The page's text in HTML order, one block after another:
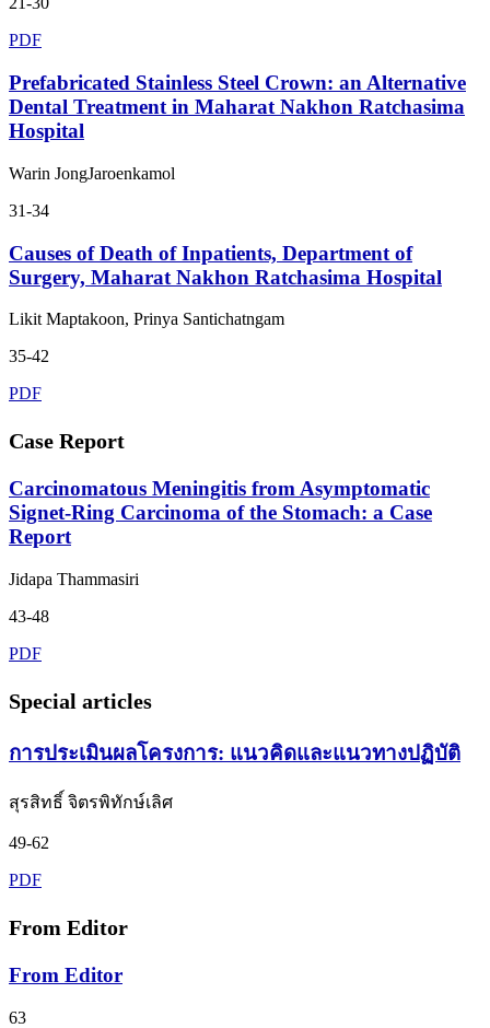
PDF
Prefabricated Stainless Steel Crown: an Alternative
Dental Treatment in Maharat Nakhon Ratchasima
Hospital
Warin JongJaroenkamol
31-34
Causes of Death of Inpatients, Department of
Surgery, Maharat Nakhon Ratchasima Hospital
Likit Maptakoon, Prinya Santichatngam
35-42
PDF
Case Report
Carcinomatous Meningitis from Asymptomatic
Signet-Ring Carcinoma of the Stomach: a Case
Report
Jidapa Thammasiri
43-48
PDF
Special articles
การประเมินผลโครงการ: แนวคิดและแนวทางปฏิบัติ
สุรสิทธิ์ จิตรพิทักษ์เลิศ
49-62
PDF
From Editor
From Editor
63